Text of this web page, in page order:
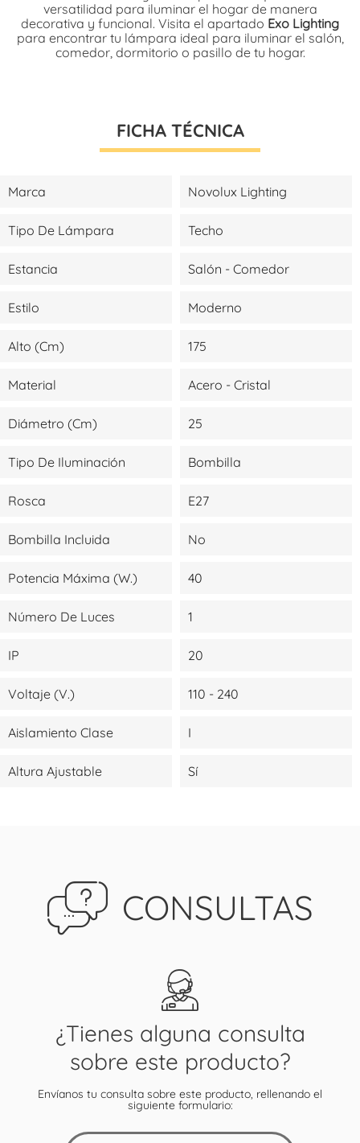
versatilidad para iluminar el hogar de manera
decorativa y funcional. Visita el apartado Exo Lighting
para encontrar tu lámpara ideal para iluminar el salón,
comedor, dormitorio o pasillo de tu hogar.
FICHA TÉCNICA
Marca Novolux Lighting
Tipo De Lámpara Techo
Estancia Salón - Comedor
Estilo Moderno
Alto (cm) 175
Material Acero - Cristal
Diámetro (cm) 25
Tipo De Iluminación Bombilla
Rosca E27
Bombilla Incluida No
Potencia Máxima (W.) 40
Número De Luces 1
IP 20
Voltaje (V.) 110 - 240
Aislamiento Clase I
Altura Ajustable Sí
CONSULTAS
¿Tienes alguna consulta
sobre este producto?
Envíanos tu consulta sobre este producto, rellenando el
siguiente formulario: